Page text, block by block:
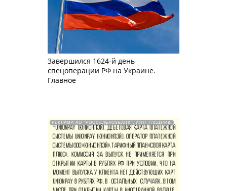
Завершился 1624-й день
спецоперации РФ на Украине.
Главное
РЕКЛАМА АО "РОССЕЛЬХОЗБАНК". ИНН 772511448.